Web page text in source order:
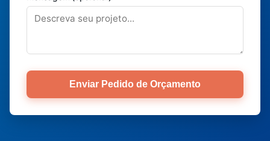
Enviar Pedido de Orçamento